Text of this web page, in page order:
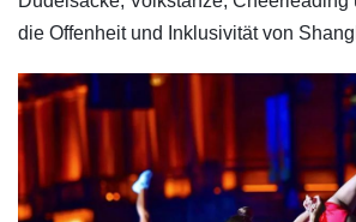
die Offenheit und Inklusivität von